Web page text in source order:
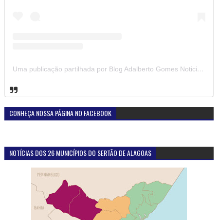
Uma publicação partilhada por Blog Adalberto Gomes Noticias (@blogadalbertogomesnoticiass)
CONHEÇA NOSSA PÁGINA NO FACEBOOK
NOTÍCIAS DOS 26 MUNICÍPIOS DO SERTÃO DE ALAGOAS